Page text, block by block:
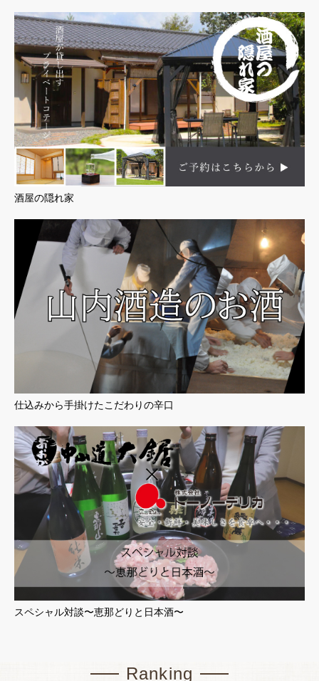
酒屋の隠れ家
仕込みから手掛けたこだわりの辛口
スペシャル対談〜恵那どりと日本酒〜
Ranking